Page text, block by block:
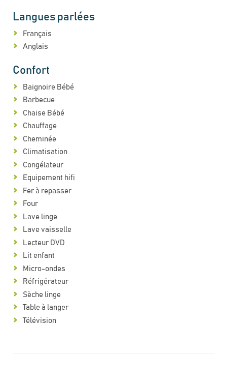
Langues parlées
Français
Anglais
Confort
Baignoire Bébé
Barbecue
Chaise Bébé
Chauffage
Cheminée
Climatisation
Congélateur
Equipement hifi
Fer à repasser
Four
Lave linge
Lave vaisselle
Lecteur DVD
Lit enfant
Micro-ondes
Réfrigérateur
Sèche linge
Table à langer
Télévision